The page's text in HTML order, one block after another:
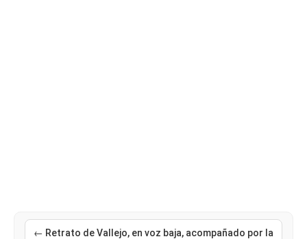
← Retrato de Vallejo, en voz baja, acompañado por la